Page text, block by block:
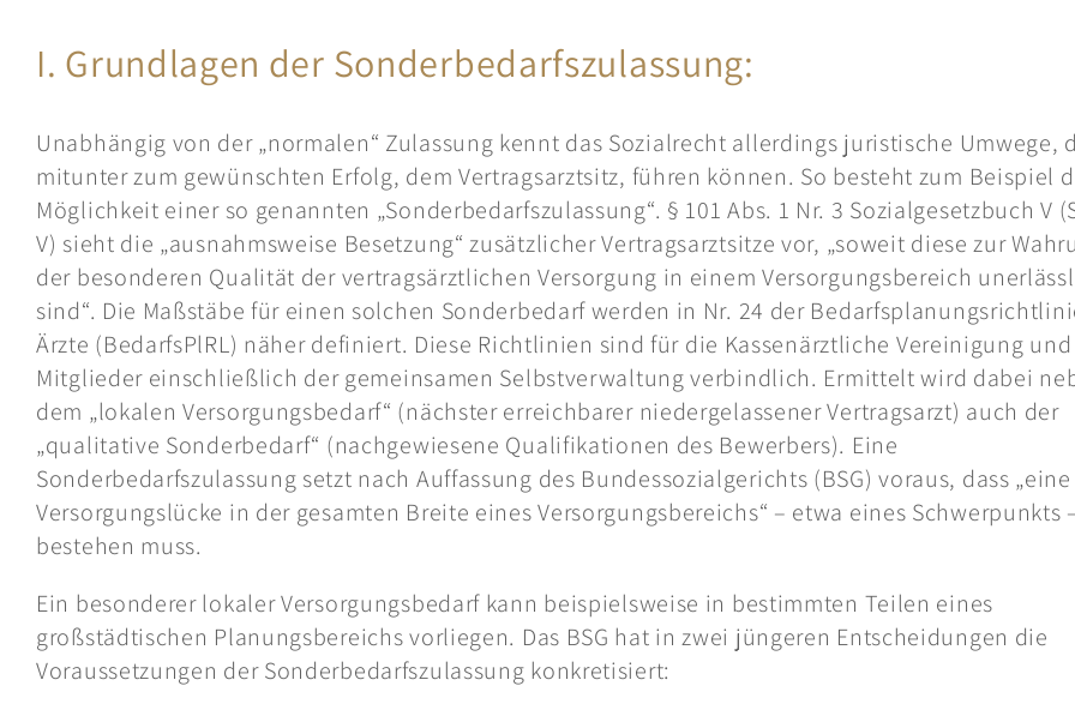
I. Grundlagen der Sonderbedarfszulassung:
Unabhängig von der „normalen“ Zulassung kennt das Sozialrecht allerdings juristische Umwege,
mitunter zum gewünschten Erfolg, dem Vertragsarztsitz, führen können. So besteht zum Beispiel
Möglichkeit einer so genannten „Sonderbedarfszulassung“. § 101 Abs. 1 Nr. 3 Sozialgesetzbuch V
V) sieht die „ausnahmsweise Besetzung“ zusätzlicher Vertragsarztsitze vor, „soweit diese zur
der besonderen Qualität der vertragsärztlichen Versorgung in einem Versorgungsbereich
sind“. Die Maßstäbe für einen solchen Sonderbedarf werden in Nr. 24 der
Ärzte (BedarfsPlRL) näher definiert. Diese Richtlinien sind für die Kassenärztliche Vereinigung
Mitglieder einschließlich der gemeinsamen Selbstverwaltung verbindlich. Ermittelt wird dabei
dem „lokalen Versorgungsbedarf“ (nächster erreichbarer niedergelassener Vertragsarzt) auch der
„qualitative Sonderbedarf“ (nachgewiesene Qualifikationen des Bewerbers). Eine
Sonderbedarfszulassung setzt nach Auffassung des Bundessozialgerichts (BSG) voraus, dass „eine
Versorgungslücke in der gesamten Breite eines Versorgungsbereichs“ – etwa eines Schwerpunkts
bestehen muss.
Ein besonderer lokaler Versorgungsbedarf kann beispielsweise in bestimmten Teilen eines
großstädtischen Planungsbereichs vorliegen. Das BSG hat in zwei jüngeren Entscheidungen die
Voraussetzungen der Sonderbedarfszulassung konkretisiert: